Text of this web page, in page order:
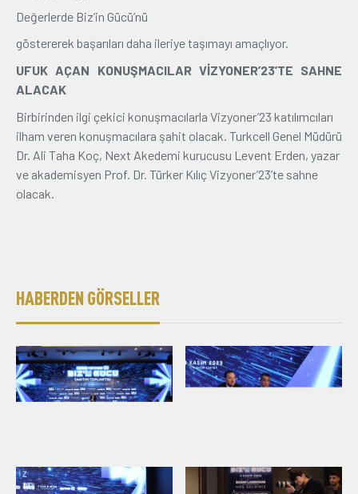
Değerlerde Biz’in Gücü’nü
göstererek başarıları daha ileriye taşımayı amaçlıyor.
UFUK AÇAN KONUŞMACILAR VİZYONER’23’TE SAHNE
ALACAK
Birbirinden ilgi çekici konuşmacılarla Vizyoner’23 katılımcıları
ilham veren konuşmacılara şahit olacak. Turkcell Genel Müdürü
Dr. Ali Taha Koç, Next Akedemi kurucusu Levent Erden, yazar
ve akademisyen Prof. Dr. Türker Kılıç Vizyoner’23’te sahne
olacak.
HABERDEN GÖRSELLER